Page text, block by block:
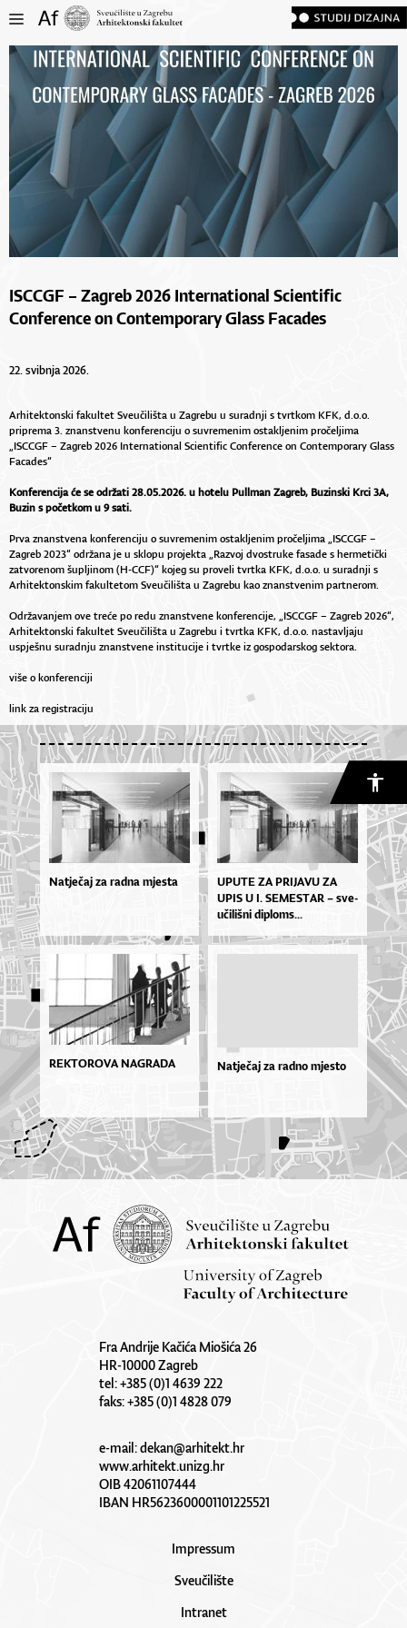
ISCCGF – Zagreb 2026 International Scientific
Conference on Contemporary Glass Facades
22. svibnja 2026.
Arhitektonski fakultet Sveučilišta u Zagrebu u suradnji s tvrtkom KFK, d.o.o.
priprema 3. znanstvenu konferenciju o suvremenim ostakljenim pročeljima
„ISCCGF – Zagreb 2026 International Scientific Conference on Contemporary Glass
Facades“
Konferencija će se održati 28.05.2026. u hotelu Pullman Zagreb, Buzinski Krci 3A,
Buzin s početkom u 9 sati.
Prva znanstvena konferenciju o suvremenim ostakljenim pročeljima „ISCCGF –
Zagreb 2023“ održana je u sklopu projekta „Razvoj dvostruke fasade s hermetički
zatvorenom šupljinom (H-CCF)“ kojeg su proveli tvrtka KFK, d.o.o. u suradnji s
Arhitektonskim fakultetom Sveučilišta u Zagrebu kao znanstvenim partnerom.
Održavanjem ove treće po redu znanstvene konferencije, „ISCCGF – Zagreb 2026“,
Arhitektonski fakultet Sveučilišta u Zagrebu i tvrtka KFK, d.o.o. nastavljaju
uspješnu suradnju znanstvene institucije i tvrtke iz gospodarskog sektora.
više o konferenciji
link za registraciju
Natječaj za radna mjesta
UPU­TE ZA PRI­JA­VU ZA
UPIS U I. SE­MES­TAR – sve­
u­či­liš­ni di­plo­ms...
REKTOROVA NAGRADA Natječaj za radno mjesto
Fra Andrije Kačića Miošića 26
HR-10000 Zagreb
tel: +385 (0)1 4639 222
faks: +385 (0)1 4828 079
e-mail:dekan@arhitekt.hr
www.arhitekt.unizg.hr
OIB 42061107444
IBAN HR5623600001101225521
Impressum
Sveučilište
Intranet